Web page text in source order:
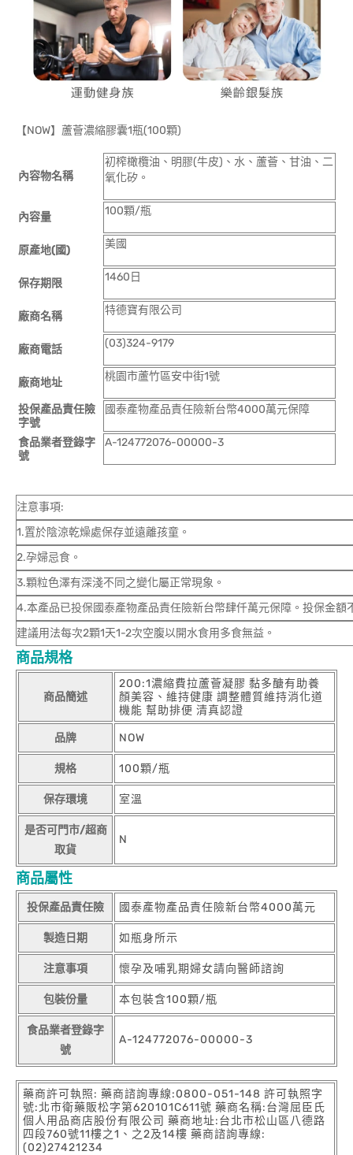
【NOW】蘆薈濃縮膠囊1瓶(100顆)
內容物名稱
初榨橄欖油、明膠(牛皮)、水、蘆薈、甘油、二
氧化矽。
內容量 100顆/瓶
原產地(國) 美國
保存期限 1460日
廠商名稱 特德寶有限公司
廠商電話 (03)324-9179
廠商地址 桃園市蘆竹區安中街1號
投保產品責任險
字號
國泰產物產品責任險新台幣4000萬元保障
食品業者登錄字
號
A-124772076-00000-3
注意事項:
1.置於陰涼乾燥處保存並遠離孩童。
2.孕婦忌食。
3.顆粒色澤有深淺不同之變化屬正常現象。
4.本產品已投保國泰產物產品責任險新台幣肆仟萬元保障。投保金額
建議用法每次2顆1天1-2次空腹以開水食用多食無益。
商品規格
商品簡述
200:1濃縮費拉蘆薈凝膠 黏多醣有助養
顏美容、維持健康 調整體質維持消化道
機能 幫助排便 清真認證
品牌 NOW
規格 100顆/瓶
保存環境 室溫
是否可門市/超商
取貨
N
商品屬性
投保產品責任險 國泰產物產品責任險新台幣4000萬元
製造日期 如瓶身所示
注意事項 懷孕及哺乳期婦女請向醫師諮詢
包裝份量 本包裝含100顆/瓶
食品業者登錄字
號
A-124772076-00000-3
藥商許可執照: 藥商諮詢專線:0800-051-148 許可執照字
號:北市衛藥販松字第620101C611號 藥商名稱:台灣屈臣氏
個人用品商店股份有限公司 藥商地址:台北市松山區八德路
四段760號11樓之1、之2及14樓 藥商諮詢專線:
(02)27421234